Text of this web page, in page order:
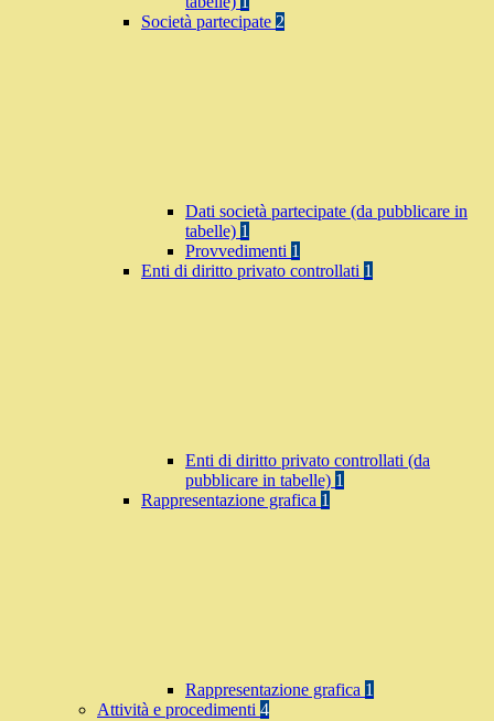
Società partecipate 2
Dati società partecipate (da pubblicare in
tabelle) 1
Provvedimenti 1
Enti di diritto privato controllati 1
Enti di diritto privato controllati (da
pubblicare in tabelle) 1
Rappresentazione grafica 1
Rappresentazione grafica 1
Attività e procedimenti 4